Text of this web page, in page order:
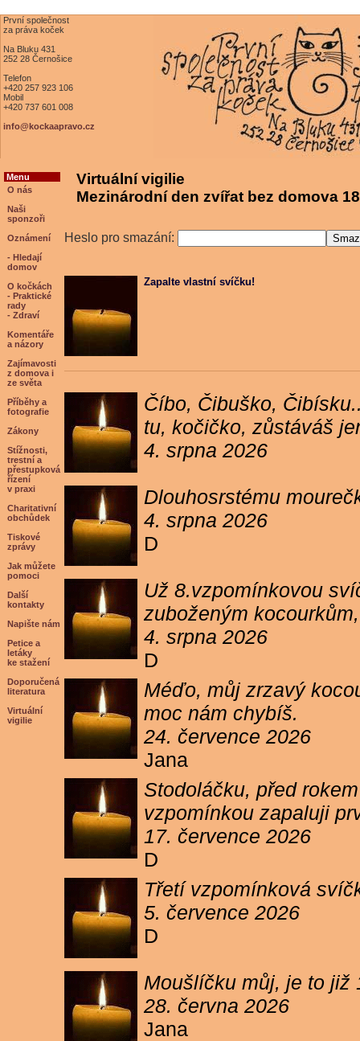
První společnost
za práva koček
Na Bluku 431
252 28 Černošice
Telefon
+420 257 923 106
Mobil
+420 737 601 008
info@kockaapravo.cz
Menu
O nás
Naši
sponzoři
Oznámení
- Hledají
domov
O kočkách
- Praktické
rady
- Zdraví
Komentáře
a názory
Zajímavosti
z domova i
ze světa
Příběhy a
fotografie
Zákony
Stížnosti,
trestní a
přestupková
řízení
v praxi
Charitativní
obchůdek
Tiskové
zprávy
Jak můžete
pomoci
Další
kontakty
Napište nám
Petice a
letáky
ke stažení
Doporučená
literatura
Virtuální
vigilie
Virtuální vigilie
Mezinárodní den zvířat bez domova
Heslo pro smazání:
Zapalte vlastní svíčku!
Číbo, Čibuško,
tu, kočičko, zůstáváš
4. srpna 2026
Dlouhosrstému
4. srpna 2026
D
Už 8.vzpomínkovou
zuboženým
4. srpna 2026
D
Méďo, můj zrzavý
moc nám chybíš.
24. července 2026
Jana
Stodoláčku, před
vzpomínkou zapaluji
17. července 2026
D
Třetí vzpomínková
5. července 2026
D
Moušlíčku můj, je to již
28. června 2026
Jana